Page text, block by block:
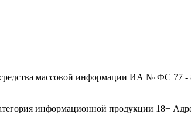
массовой информации ИА № ФС 77 -
информационной продукции 18+